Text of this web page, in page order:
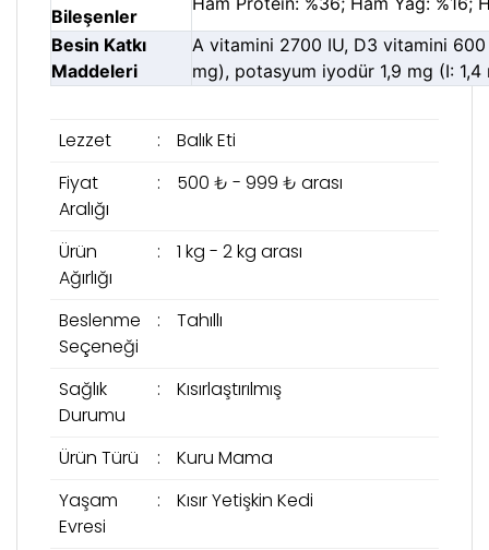
Bileşenler
Besin Katkı
Maddeleri
A vitamini 2700 IU, D3 vitamini
mg), potasyum iyodür 1,9 mg (I: 1,4
Lezzet :
Balık Eti
Fiyat
Aralığı
: 500 ₺ - 999 ₺ arası
Ürün
Ağırlığı
: 1 kg - 2 kg arası
Beslenme
Seçeneği
: Tahıllı
Sağlık
Durumu
: Kısırlaştırılmış
Ürün Türü :
Kuru Mama
Yaşam
Evresi
: Kısır Yetişkin Kedi